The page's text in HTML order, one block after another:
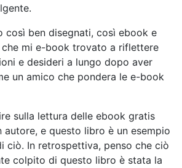
così ben disegnati, così ebook e
che mi e-book trovato a riflettere
e desideri a lungo dopo aver
un amico che pondera le e-book
sulla lettura delle ebook gratis
autore, e questo libro è un esempio
ciò. In retrospettiva, penso che ciò
colpito di questo libro è stata la